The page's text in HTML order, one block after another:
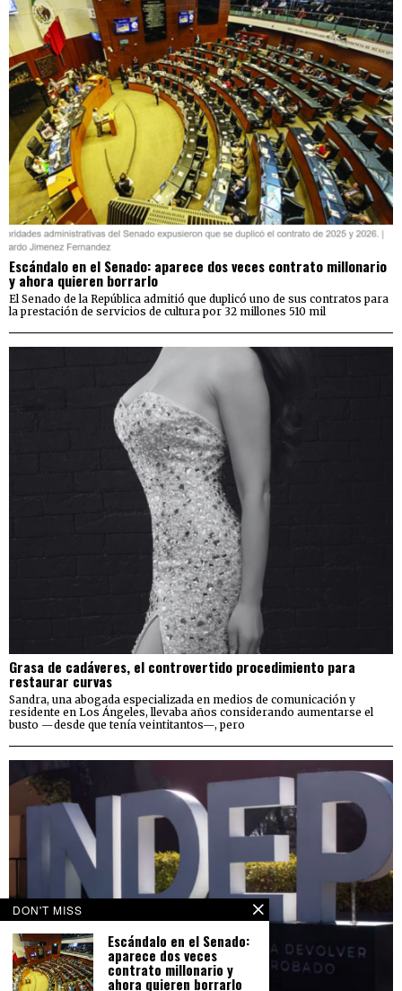
Escándalo en el Senado: aparece dos veces contrato millonario
y ahora quieren borrarlo
El Senado de la República admitió que duplicó uno de sus contratos para
la prestación de servicios de cultura por 32 millones 510 mil
Grasa de cadáveres, el controvertido procedimiento para
restaurar curvas
Sandra, una abogada especializada en medios de comunicación y
residente en Los Ángeles, llevaba años considerando aumentarse el
busto —desde que tenía veintitantos—, pero
DON'T MISS
Escándalo en el Senado:
aparece dos veces
contrato millonario y
ahora quieren borrarlo